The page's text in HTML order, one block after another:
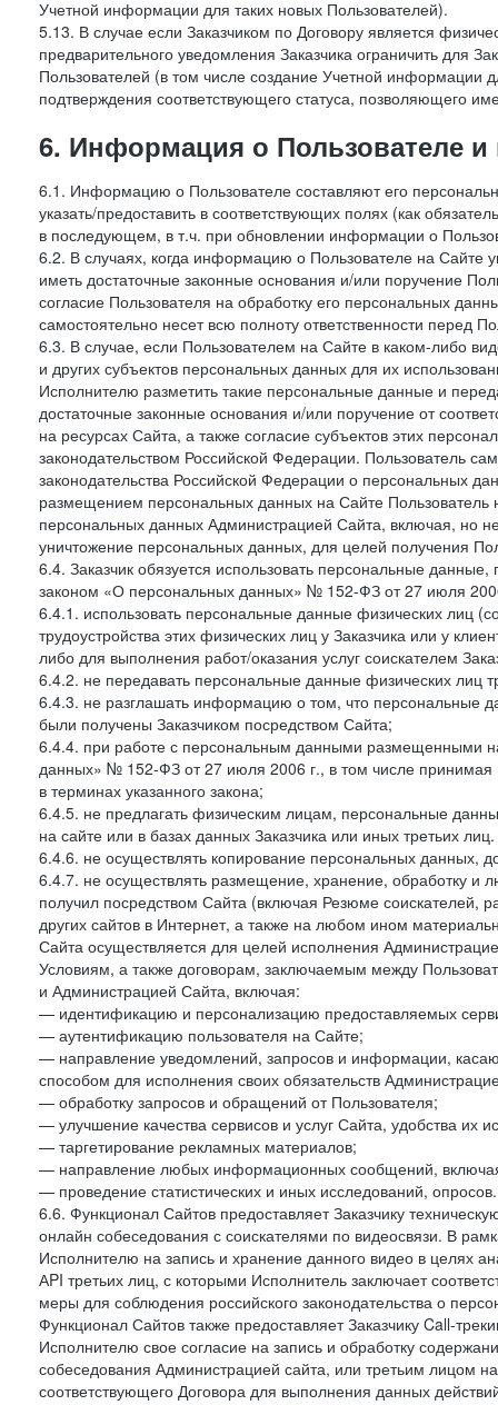
Учетной информации для таких новых Пользователей).
5.13. В случае если Заказчиком по Договору является
предварительного уведомления Заказчика ограничить для
Пользователей (в том числе создание Учетной информации
подтверждения соответствующего статуса, позволяющего
6. Информация о Пользователе
6.1. Информацию о Пользователе составляют его
указать/предоставить в соответствующих полях (как
в последующем, в т.ч. при обновлении информации о
6.2. В случаях, когда информацию о Пользователе на Сайте
иметь достаточные законные основания и/или поручение
согласие Пользователя на обработку его персональных
самостоятельно несет всю полноту ответственности перед
6.3. В случае, если Пользователем на Сайте в каком-либо
и других субъектов персональных данных для их
Исполнителю разметить такие персональные данные и
достаточные законные основания и/или поручение от
на ресурсах Сайта, а также согласие субъектов этих
законодательством Российской Федерации. Пользователь
законодательства Российской Федерации о персональных
размещением персональных данных на Сайте Пользователь
персональных данных Администрацией Сайта, включая, но
уничтожение персональных данных, для целей получения
6.4. Заказчик обязуется использовать персональные
законом «О персональных данных» № 152-ФЗ от 27 июля
6.4.1. использовать персональные данные физических лиц
трудоустройства этих физических лиц у Заказчика или у
либо для выполнения работ/оказания услуг соискателем
6.4.2. не передавать персональные данные физических лиц
6.4.3. не разглашать информацию о том, что персональные
были получены Заказчиком посредством Сайта;
6.4.4. при работе с персональным данными размещенными
данных» № 152-ФЗ от 27 июля 2006 г., в том числе принимая
в терминах указанного закона;
6.4.5. не предлагать физическим лицам, персональные
на сайте или в базах данных Заказчика или иных третьих лиц.
6.4.6. не осуществлять копирование персональных данных,
6.4.7. не осуществлять размещение, хранение, обработку и
получил посредством Сайта (включая Резюме
других сайтов в Интернет, а также на любом ином
Сайта осуществляется для целей исполнения
Условиям, а также договорам, заключаемым между
и Администрацией Сайта, включая:
— идентификацию и персонализацию предоставляемых
— аутентификацию пользователя на Сайте;
— направление уведомлений, запросов и информации,
способом для исполнения своих обязательств
— обработку запросов и обращений от Пользователя;
— улучшение качества сервисов и услуг Сайта, удобства их
— таргетирование рекламных материалов;
— направление любых информационных сообщений,
— проведение статистических и иных исследований, опросов.
6.6. Функционал Сайтов предоставляет Заказчику
онлайн собеседования с соискателями по видеосвязи. В
Исполнителю на запись и хранение данного видео в целях
АPI третьих лиц, с которыми Исполнитель заключает
меры для соблюдения российского законодательства о
Функционал Сайтов также предоставляет Заказчику Call-
Исполнителю свое согласие на запись и обработку
собеседования Администрацией сайта, или третьим лицом
соответствующего Договора для выполнения данных